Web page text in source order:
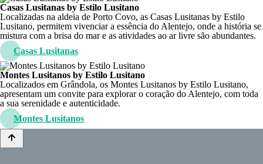
Casas Lusitanas by Estilo Lusitano
Localizadas na aldeia de Porto Covo, as Casas Lusitanas by Estilo
Lusitano, permitem vivenciar a essência do Alentejo, onde a história se
mistura com a brisa do mar e as atividades ao ar livre são abundantes.
Casas Lusitanas
Montes Lusitanos by Estilo Lusitano
Localizados em Grândola, os Montes Lusitanos by Estilo Lusitano,
apresentam um convite para explorar o coração do Alentejo, com toda
a sua serenidade e autenticidade.
Montes Lusitanos